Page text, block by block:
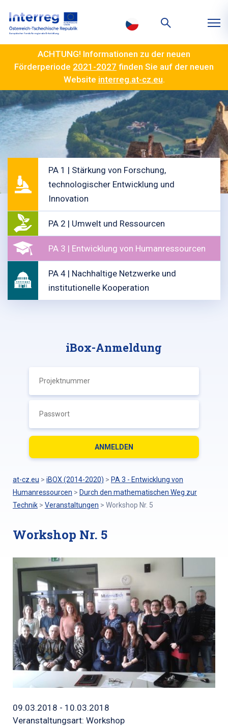
ACHTUNG! Informationen zu der neuen
Förderperiode 2021-2027 finden Sie auf der neuen
Website interreg.at-cz.eu.
PA 1 | Stärkung von Forschung,
technologischer Entwicklung und
Innovation
PA 2 | Umwelt und Ressourcen
PA 3 | Entwicklung von Humanressourcen
PA 4 | Nachhaltige Netzwerke und
institutionelle Kooperation
iBox-Anmeldung
at-cz.eu > iBOX (2014-2020) > PA 3 - Entwicklung von
Humanressourcen > Durch den mathematischen Weg zur
Technik > Veranstaltungen > Workshop Nr. 5
Workshop Nr. 5
09.03.2018 - 10.03.2018
Veranstaltungsart: Workshop